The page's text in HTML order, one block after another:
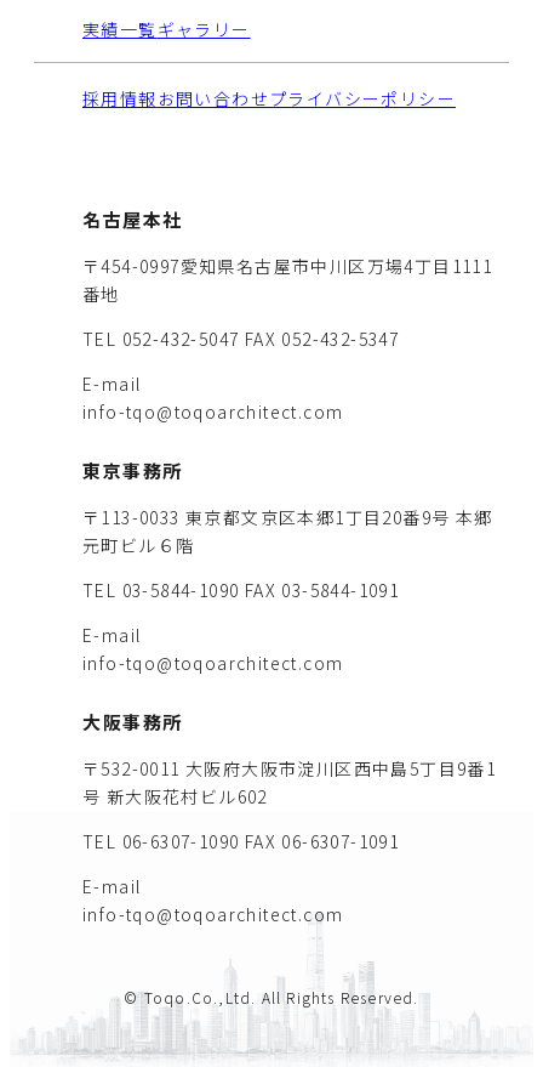
実績一覧 ギャラリー
採用情報 お問い合わせ プライバシーポリシー
名古屋本社
〒454-0997愛知県名古屋市中川区万場4丁目1111
番地
TEL 052-432-5047 FAX 052-432-5347
E-mail
info-tqo@toqoarchitect.com
東京事務所
〒113-0033 東京都文京区本郷1丁目20番9号 本郷
元町ビル６階
TEL 03-5844-1090 FAX 03-5844-1091
E-mail
info-tqo@toqoarchitect.com
大阪事務所
〒532-0011 大阪府大阪市淀川区西中島5丁目9番1
号 新大阪花村ビル602
TEL 06-6307-1090 FAX 06-6307-1091
E-mail
info-tqo@toqoarchitect.com
© Toqo.Co.,Ltd. All Rights Reserved.